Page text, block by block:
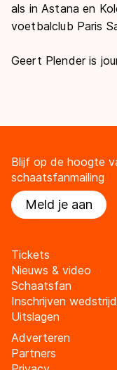
als in Astana en
voetbalclub Paris
Geert Plender is
Blijf op de hoogte
schaatsfanmailing
Meld je aan
Tickets
Nieuws & video
Schaatsfan
Inschrijven
Uitslagen
Adverteren
Partners